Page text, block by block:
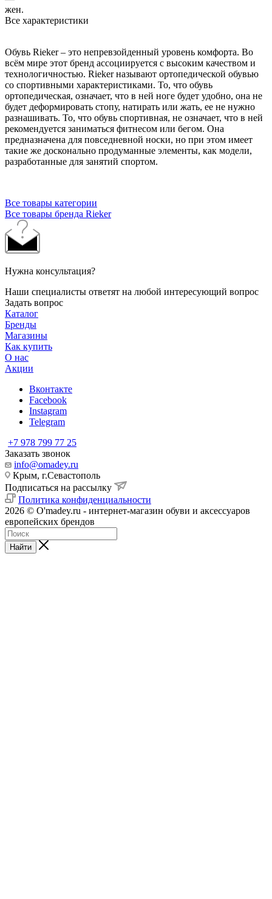
жен.
Все характеристики
Обувь Rieker – это непревзойденный уровень комфорта. Во
всём мире этот бренд ассоциируется с высоким качеством и
технологичностью. Rieker называют ортопедической обувью
со спортивными характеристиками. То, что обувь
ортопедическая, означает, что в ней ноге будет удобно, она не
будет деформировать стопу, натирать или жать, ее не нужно
разнашивать. То, что обувь спортивная, не означает, что в ней
рекомендуется заниматься фитнесом или бегом. Она
предназначена для повседневной носки, но при этом имеет
такие же досконально продуманные элементы, как модели,
разработанные для занятий спортом.
Все товары категории
Все товары бренда Rieker
Нужна консультация?
Наши специалисты ответят на любой интересующий вопрос
Задать вопрос
Каталог
Бренды
Магазины
Как купить
О нас
Акции
Вконтакте
Facebook
Instagram
Telegram
+7 978 799 77 25
Заказать звонок
info@omadey.ru
Крым, г.Севастополь
Подписаться на рассылку
Политика конфиденциальности
2026 © O'madey.ru - интернет-магазин обуви и аксессуаров
европейских брендов
Найти